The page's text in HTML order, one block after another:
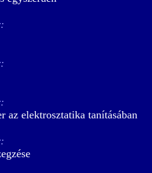
az elektrosztatika tanításában